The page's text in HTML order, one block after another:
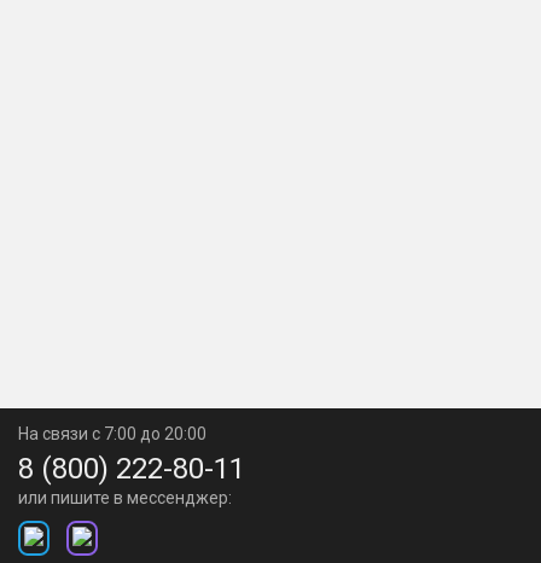
На связи с 7:00 до 20:00
8 (800) 222-80-11
или пишите в мессенджер: